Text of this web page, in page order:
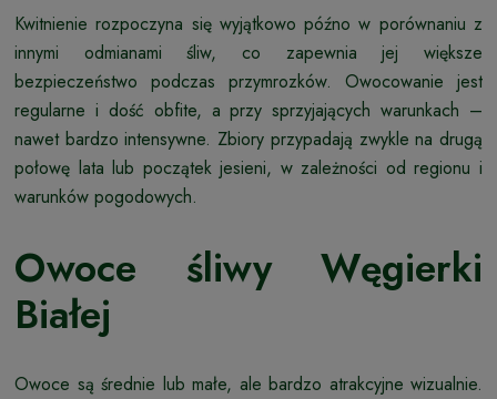
Kwitnienie rozpoczyna się wyjątkowo późno w porównaniu z
innymi odmianami śliw, co zapewnia jej większe
bezpieczeństwo podczas przymrozków. Owocowanie jest
regularne i dość obfite, a przy sprzyjających warunkach –
nawet bardzo intensywne. Zbiory przypadają zwykle na drugą
połowę lata lub początek jesieni, w zależności od regionu i
warunków pogodowych.
Owoce śliwy Węgierki
Białej
Owoce są średnie lub małe, ale bardzo atrakcyjne wizualnie.